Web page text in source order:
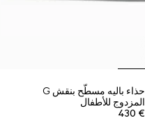
حذاء باليه مسطّح بنقش G
المزدوج للأطفال
€ 430